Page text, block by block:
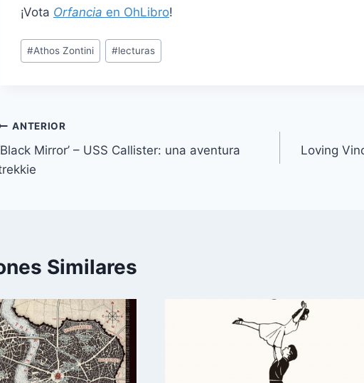
¡Vota Orfancia en OhLibro!
Etiquetas
de
#Athos Zontini #lecturas
ANTERIOR
Mirror’ – USS Callister: una aventura
Loving
Similares